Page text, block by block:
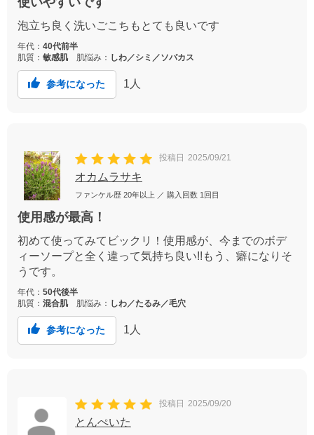
泡立ち良く洗いごこちもとても良いです
年代： 40代前半
肌質： 敏感肌 肌悩み： しわ／シミ／ソバカス
参考になった 1 人
投稿日 2025/09/21
オカムラサキ
ファンケル歴 20年以上 ／ 購入回数 1回目
使用感が最高！
初めて使ってみてビックリ！使用感が、今までのボデ
ィーソープと全く違って気持ち良い!!もう、癖になりそ
うです。
年代： 50代後半
肌質： 混合肌 肌悩み： しわ／たるみ／毛穴
参考になった 1 人
投稿日 2025/09/20
とんぺいた